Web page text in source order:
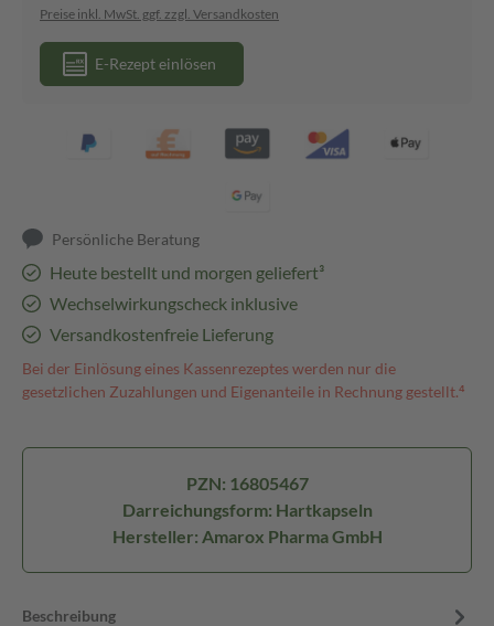
Preise inkl. MwSt. ggf. zzgl. Versandkosten
E-Rezept einlösen
Persönliche Beratung
Heute bestellt und morgen geliefert³
Wechselwirkungscheck inklusive
Versandkostenfreie Lieferung
Bei der Einlösung eines Kassenrezeptes werden nur die
gesetzlichen Zuzahlungen und Eigenanteile in Rechnung gestellt.⁴
PZN: 16805467
Darreichungsform: Hartkapseln
Hersteller: Amarox Pharma GmbH
Beschreibung